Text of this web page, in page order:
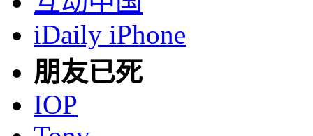
iDaily iPhone
朋友已死
IOP